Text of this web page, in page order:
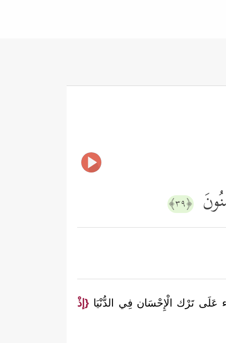
﴿٣٩﴾
تَرْك الْإِحْسَان فِي الدُّنْيَا {إذْ